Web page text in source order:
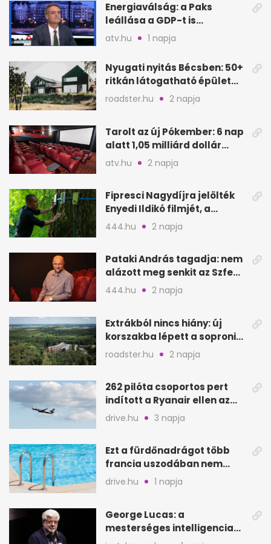
Energiaválság: a Paks
leállása a GDP-t is
megütheti, int az
Oeconomus
atv.hu 1 napja
Nyugati nyitás Bécsben: 50+
ritkán látogatható épület
nyílik meg
roadster.hu 2 napja
Tarolt az új Pókember: 6 nap
alatt 1,05 milliárd dollár
bevétel
atv.hu 2 napja
Fipresci Nagydíjra jelölték
Enyedi Ildikó filmjét, a
Csendes barátot
444.hu 2 napja
Pataki András tagadja: nem
alázott meg senkit az Szfe
felvételijén
444.hu 2 napja
Extrákból nincs hiány: új
korszakba lépett a soproni
Fagus Hotel
roadster.hu 2 napja
262 pilóta csoportos pert
indított a Ryanair ellen az
Egyesült Királyságban
drive.hu 3 napja
Ezt a fürdőnadrágot több
francia uszodában nem
fogadják el
drive.hu 1 napja
George Lucas: a
mesterséges intelligencia
lehet Hollywood következő